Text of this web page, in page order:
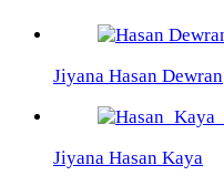
Jiyana Hasan Dewran
Jiyana Hasan Kaya